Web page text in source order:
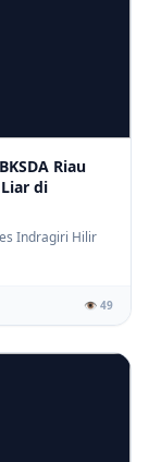
Riau
di
Indragiri Hilir
👁️ 49